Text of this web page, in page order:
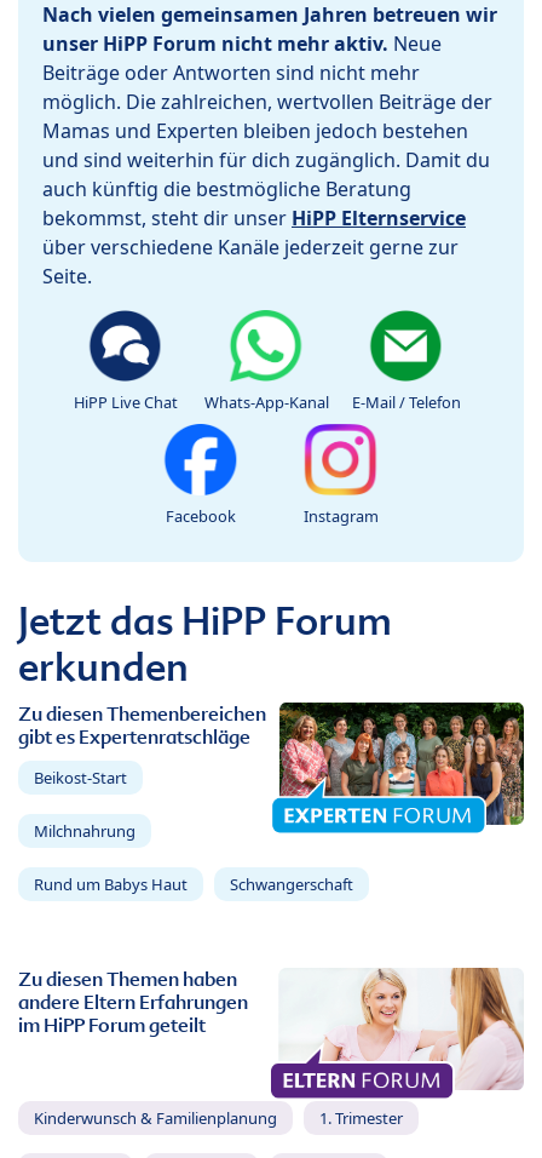
Nach vielen gemeinsamen Jahren betreuen wir
unser HiPP Forum nicht mehr aktiv. Neue
Beiträge oder Antworten sind nicht mehr
möglich. Die zahlreichen, wertvollen Beiträge der
Mamas und Experten bleiben jedoch bestehen
und sind weiterhin für dich zugänglich. Damit du
auch künftig die bestmögliche Beratung
bekommst, steht dir unser HiPP Elternservice
über verschiedene Kanäle jederzeit gerne zur
Seite.
HiPP Live Chat Whats-App-Kanal E-Mail / Telefon
Facebook Instagram
Jetzt das HiPP Forum
erkunden
Zu diesen Themenbereichen
gibt es Expertenratschläge
Beikost-Start
Milchnahrung
Rund um Babys Haut Schwangerschaft
Zu diesen Themen haben
andere Eltern Erfahrungen
im HiPP Forum geteilt
Kinderwunsch & Familienplanung 1. Trimester